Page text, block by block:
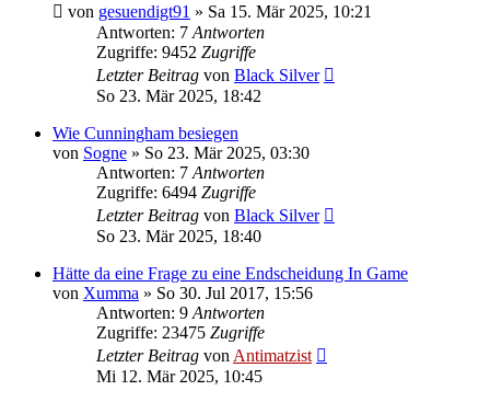
von gesuendigt91 » Sa 15. Mär 2025, 10:21
Antworten: 7 Antworten
Zugriffe: 9452 Zugriffe
Letzter Beitrag von Black Silver
So 23. Mär 2025, 18:42
Wie Cunningham besiegen
von Sogne » So 23. Mär 2025, 03:30
Antworten: 7 Antworten
Zugriffe: 6494 Zugriffe
Letzter Beitrag von Black Silver
So 23. Mär 2025, 18:40
Hätte da eine Frage zu eine Endscheidung In Game
von Xumma » So 30. Jul 2017, 15:56
Antworten: 9 Antworten
Zugriffe: 23475 Zugriffe
Letzter Beitrag von Antimatzist
Mi 12. Mär 2025, 10:45